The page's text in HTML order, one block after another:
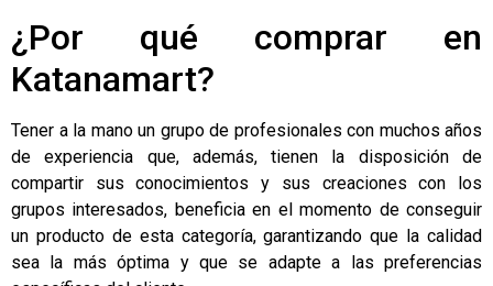
¿Por qué comprar en
Katanamart?
Tener a la mano un grupo de profesionales con muchos años
de experiencia que, además, tienen la disposición de
compartir sus conocimientos y sus creaciones con los
grupos interesados, beneficia en el momento de conseguir
un producto de esta categoría, garantizando que la calidad
sea la más óptima y que se adapte a las preferencias